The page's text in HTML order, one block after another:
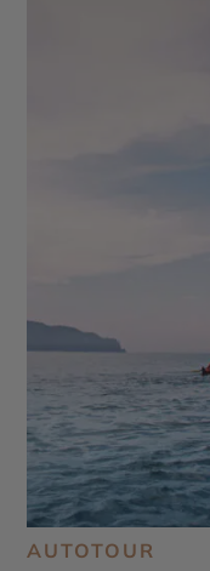
AUTOTOUR